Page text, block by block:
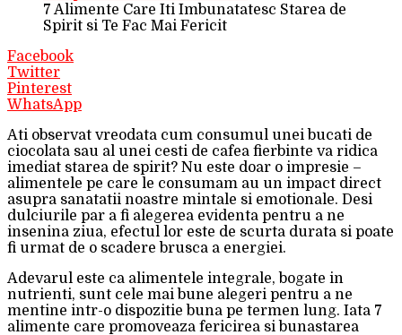
7 Alimente Care Iti Imbunatatesc Starea de
Spirit si Te Fac Mai Fericit
Facebook
Twitter
Pinterest
WhatsApp
Ati observat vreodata cum consumul unei bucati de
ciocolata sau al unei cesti de cafea fierbinte va ridica
imediat starea de spirit? Nu este doar o impresie –
alimentele pe care le consumam au un impact direct
asupra sanatatii noastre mintale si emotionale. Desi
dulciurile par a fi alegerea evidenta pentru a ne
insenina ziua, efectul lor este de scurta durata si poate
fi urmat de o scadere brusca a energiei.
Adevarul este ca alimentele integrale, bogate in
nutrienti, sunt cele mai bune alegeri pentru a ne
mentine intr-o dispozitie buna pe termen lung. Iata 7
alimente care promoveaza fericirea si bunastarea